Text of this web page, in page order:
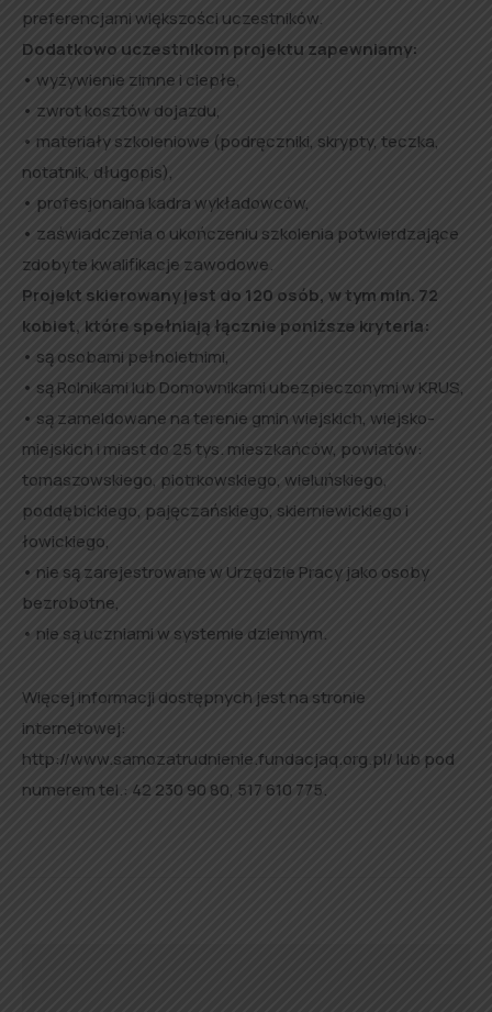
preferencjami większości uczestników.
Dodatkowo uczestnikom projektu zapewniamy:
• wyżywienie zimne i ciepłe,
• zwrot kosztów dojazdu,
• materiały szkoleniowe (podręczniki, skrypty, teczka,
notatnik, długopis),
• profesjonalna kadra wykładowców,
• zaświadczenia o ukończeniu szkolenia potwierdzające
zdobyte kwalifikacje zawodowe.
Projekt skierowany jest do 120 osób, w tym min. 72
kobiet, które spełniają łącznie poniższe kryteria:
• są osobami pełnoletnimi,
• są Rolnikami lub Domownikami ubezpieczonymi w KRUS,
• są zameldowane na terenie gmin wiejskich, wiejsko-
miejskich i miast do 25 tys. mieszkańców, powiatów:
tomaszowskiego, piotrkowskiego, wieluńskiego,
poddębickiego, pajęczańskiego, skierniewickiego i
łowickiego,
• nie są zarejestrowane w Urzędzie Pracy jako osoby
bezrobotne,
• nie są uczniami w systemie dziennym.
Więcej informacji dostępnych jest na stronie
internetowej:
http://www.samozatrudnienie.fundacjaq.org.pl/ lub pod
numerem tel.: 42 230 90 80, 517 610 775.